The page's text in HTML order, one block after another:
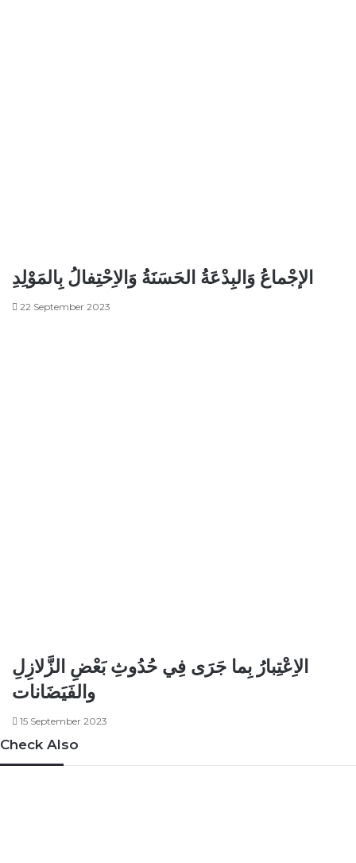
الإجْماعُ وَالبِدْعَةُ الحَسَنَةُ وَالاِحْتِفالُ بِالمَوْلِدِ
22 September 2023
الاِعْتِبارُ بِما جَرَى فِي حُدُوثِ بَعْضِ الزَّلازِلِ
والفَيَضَانات
15 September 2023
Check Also
Close